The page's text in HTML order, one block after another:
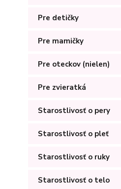
Pre detičky
Pre mamičky
Pre oteckov (nielen)
Pre zvieratká
Starostlivosť o pery
Starostlivosť o pleť
Starostlivosť o ruky
Starostlivosť o telo